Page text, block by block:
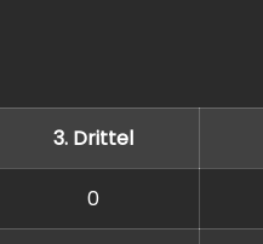
3. Drittel
0